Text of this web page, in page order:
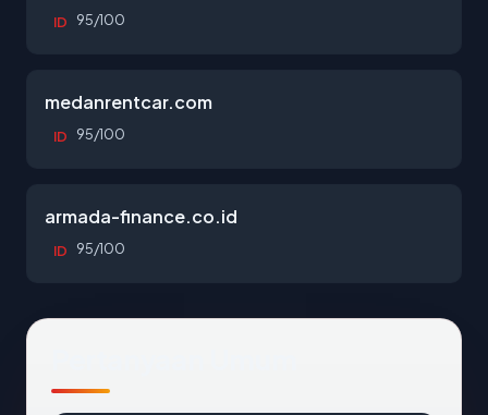
ID 95/100
medanrentcar.com
ID 95/100
armada-finance.co.id
ID 95/100